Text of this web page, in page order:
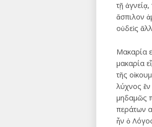
τῇ
ἄσπιλον
οὐδεὶς
Μακαρία
μακαρία
τῆς
λύχνος
μηδαμῶς
περάτων
ἦν ὁ